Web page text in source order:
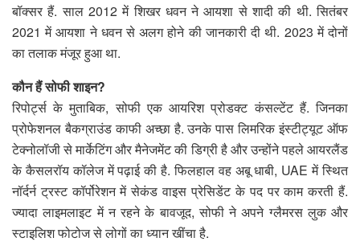
बॉक्सर हैं. साल 2012 में शिखर धवन ने आयशा से शादी की थी. सितंबर
2021 में आयशा ने धवन से अलग होने की जानकारी दी थी. 2023 में दोनों
का तलाक मंजूर हुआ था.
कौन हैं सोफी शाइन?
रिपोर्ट्स के मुताबिक, सोफी एक आयरिश प्रोडक्ट कंसल्टेंट हैं. जिनका
प्रोफेशनल बैकग्राउंड काफी अच्छा है. उनके पास लिमरिक इंस्टीट्यूट ऑफ
टेक्नोलॉजी से मार्केटिंग और मैनेजमेंट की डिग्री है और उन्होंने पहले आयरलैंड
के कैसलरॉय कॉलेज में पढ़ाई की है. फिलहाल वह अबू धाबी, UAE में स्थित
नॉर्दर्न ट्रस्ट कॉर्पोरेशन में सेकंड वाइस प्रेसिडेंट के पद पर काम करती हैं.
ज्यादा लाइमलाइट में न रहने के बावजूद, सोफी ने अपने ग्लैमरस लुक और
स्टाइलिश फोटोज से लोगों का ध्यान खींचा है.